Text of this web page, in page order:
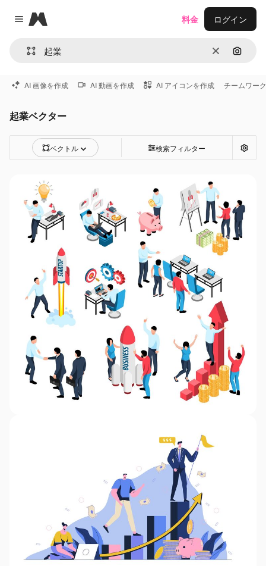
Close menu
Magnific
消去 画像で
料金 ログイン
AI 画像を作成 AI 動画を作成 AI アイコンを作成 チームワーク
起業ベクター
ベクトル 検索フィルター